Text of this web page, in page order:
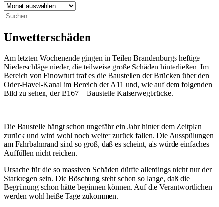
Archiv
Suchen
nach:
Unwetterschäden
Am letzten Wochenende gingen in Teilen Brandenburgs heftige
Niederschläge nieder, die teilweise große Schäden hinterließen. Im
Bereich von Finowfurt traf es die Baustellen der Brücken über den
Oder-Havel-Kanal im Bereich der A11 und, wie auf dem folgenden
Bild zu sehen, der B167 – Baustelle Kaiserwegbrücke.
Die Baustelle hängt schon ungefähr ein Jahr hinter dem Zeitplan
zurück und wird wohl noch weiter zurück fallen. Die Ausspülungen
am Fahrbahnrand sind so groß, daß es scheint, als würde einfaches
Auffüllen nicht reichen.
Ursache für die so massiven Schäden dürfte allerdings nicht nur der
Starkregen sein. Die Böschung steht schon so lange, daß die
Begrünung schon hätte beginnen können. Auf die Verantwortlichen
werden wohl heiße Tage zukommen.